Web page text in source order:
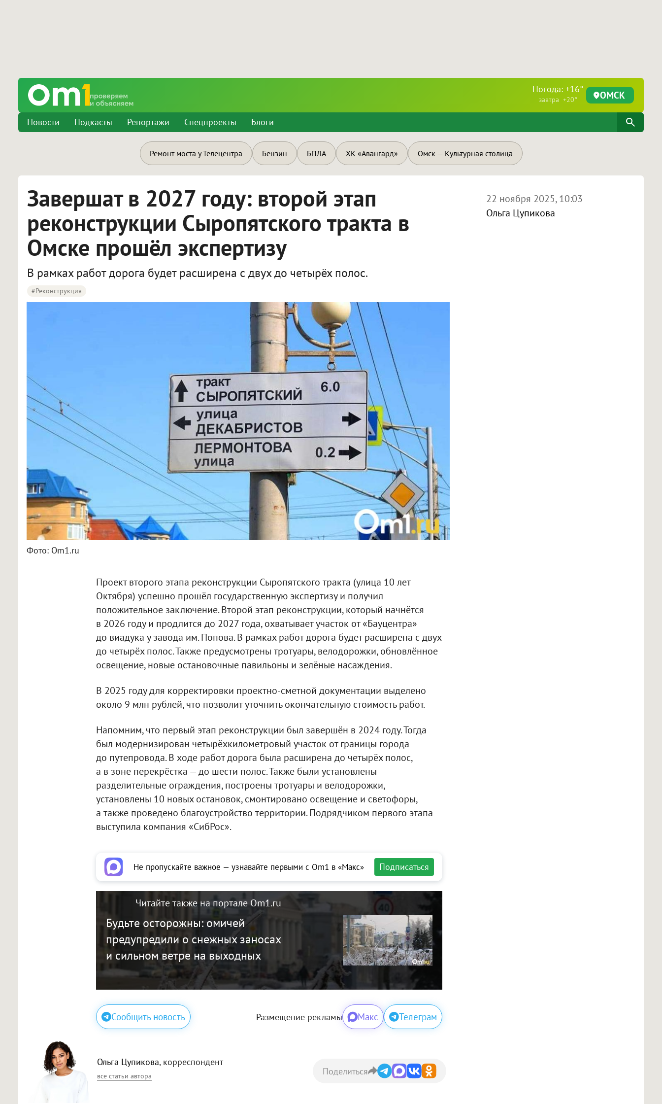
Погода: +16°
завтра +20° ОМСК
Новости Подкасты Репортажи Спецпроекты Блоги
Ремонт моста у Телецентра Бензин БПЛА ХК «Авангард» Омск — Культурная столица
Завершат в 2027 году: второй этап
реконструкции Сыропятского тракта в
Омске прошёл экспертизу
В рамках работ дорога будет расширена с двух до четырёх полос.
#реконструкция
22 ноября 2025, 10:03
Ольга Цупикова
Фото: Om1.ru
Проект второго этапа реконструкции Сыропятского тракта (улица 10 лет
Октября) успешно прошёл государственную экспертизу и получил
положительное заключение. Второй этап реконструкции, который начнётся
в 2026 году и продлится до 2027 года, охватывает участок от «Бауцентра»
до виадука у завода им. Попова. В рамках работ дорога будет расширена с двух
до четырёх полос. Также предусмотрены тротуары, велодорожки, обновлённое
освещение, новые остановочные павильоны и зелёные насаждения.
В 2025 году для корректировки проектно-сметной документации выделено
около 9 млн рублей, что позволит уточнить окончательную стоимость работ.
Напомним, что первый этап реконструкции был завершён в 2024 году. Тогда
был модернизирован четырёхкилометровый участок от границы города
до путепровода. В ходе работ дорога была расширена до четырёх полос,
а в зоне перекрёстка — до шести полос. Также были установлены
разделительные ограждения, построены тротуары и велодорожки,
установлены 10 новых остановок, смонтировано освещение и светофоры,
а также проведено благоустройство территории. Подрядчиком первого этапа
выступила компания «СибРос».
Не пропускайте важное — узнавайте первыми с Om1 в «Макс» Подписаться
Читайте также на портале Om1.ru
Будьте осторожны: омичей
предупредили о снежных заносах
и сильном ветре на выходных
Сообщить новость Размещение рекламы Макс Телеграм
Ольга Цупикова, корреспондент
все статьи автора Поделиться